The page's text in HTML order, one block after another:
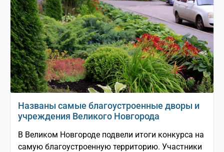
Названы самые благоустроенные дворы и
учреждения Великого Новгорода
В Великом Новгороде подвели итоги конкурса на
самую благоустроенную территорию. Участники